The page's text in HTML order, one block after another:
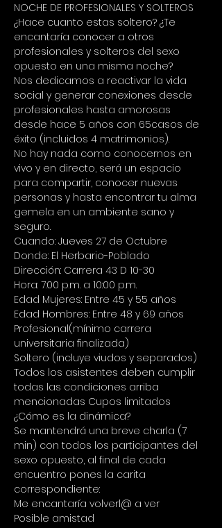
NOCHE DE PROFESIONALES Y SOLTEROS
¿Hace cuanto estas soltero? ¿Te
encantaría conocer a otros
profesionales y solteros del sexo
opuesto en una misma noche?
Nos dedicamos a reactivar la vida
social y generar conexiones desde
profesionales hasta amorosas
desde hace 5 años con 65casos de
éxito (incluidos 4 matrimonios).
No hay nada como conocernos en
vivo y en directo, será un espacio
para compartir, conocer nuevas
personas y hasta encontrar tu alma
gemela en un ambiente sano y
seguro.
Cuando: Jueves 27 de Octubre
Donde: El Herbario-Poblado
Dirección: Carrera 43 D 10-30
Hora: 7:00 p.m. a 10:00 p.m.
Edad Mujeres: Entre 45 y 55 años
Edad Hombres: Entre 48 y 69 años
Profesional(mínimo carrera
universitaria finalizada)
Soltero (incluye viudos y separados)
Todos los asistentes deben cumplir
todas las condiciones arriba
mencionadas Cupos limitados
¿Cómo es la dinámica?
Se mantendrá una breve charla (7
min) con todos los participantes del
sexo opuesto, al final de cada
encuentro pones la carita
correspondiente:
Me encantaría volverl@ a ver
Posible amistad